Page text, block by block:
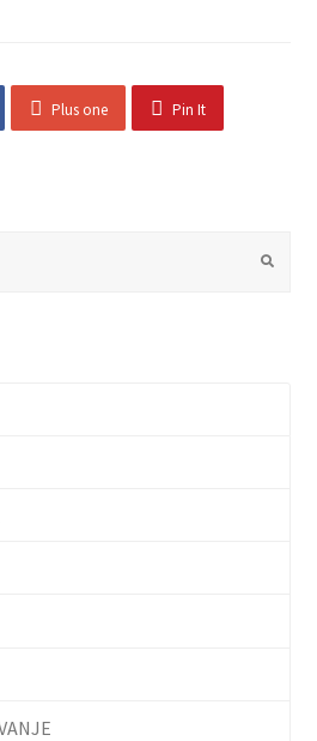
Plus one Pin It
Submit